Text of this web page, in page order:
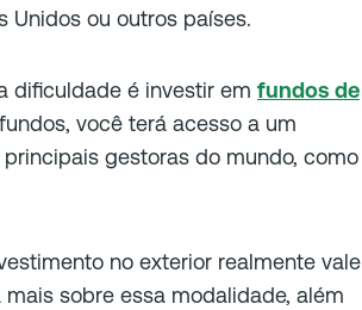
Unidos ou outros países.
dificuldade é investir em fundos de
você terá acesso a um
gestoras do mundo, como
no exterior realmente vale
sobre essa modalidade, além